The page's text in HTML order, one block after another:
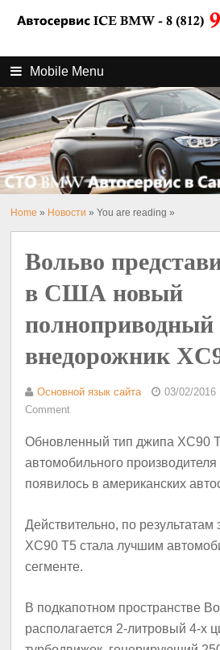
Mobile Menu
Home » Новости » You are reading »
Вольво
в США новый
полноприводный
внедорожник
Основной язык сайта 03/02/2016
Comment
Обновленный тип джипа XC90
автомобильного
появилось в американских
Действительно, по результатам
XC90 T5 стала лучшим
сегменте.
В подкапотном пространстве
располагается 2-литровый 4-х